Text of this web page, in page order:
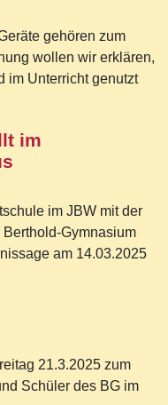
gehören zum
wollen wir erklären,
im Unterricht genutzt
im
im JBW mit der
Gymnasium
am 14.03.2025
21.3.2025 zum
Schüler des BG im